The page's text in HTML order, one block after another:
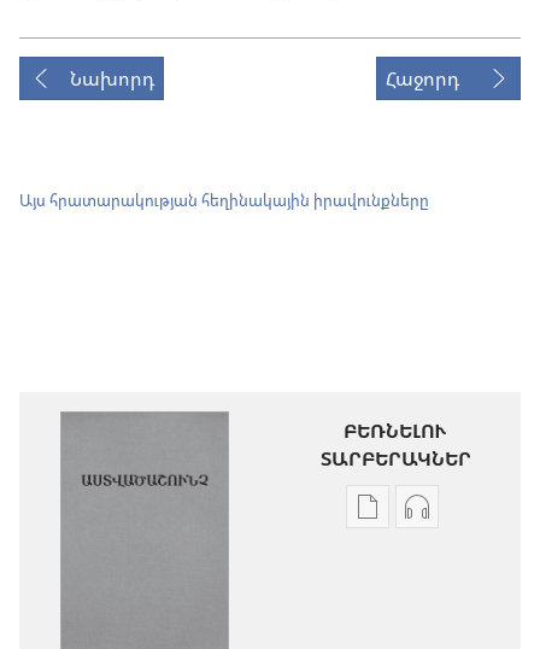
Նախորդ Հաջորդ
Այս հրատարակության հեղինակային իրավունքները
ԲԵՌՆԵԼՈՒ
ՏԱՐԲԵՐԱԿՆԵՐ
Թվային